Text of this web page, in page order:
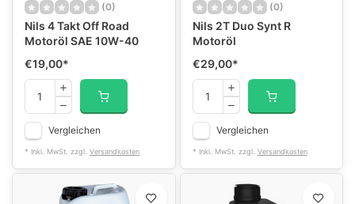
(0)
Nils 4 Takt Off Road
Motoröl SAE 10W-40
€19,00*
Vergleichen
* Inkl. MwSt. zzgl. Versandkosten
(0)
Nils 2T Duo Synt R
Motoröl
€29,00*
Vergleichen
* Inkl. MwSt. zzgl. Versandkosten